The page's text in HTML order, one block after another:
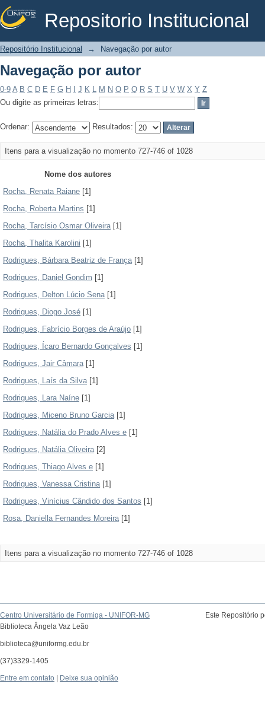
Repositorio Institucional
Navegação por autor
Repositório Institucional → Navegação por autor
Navegação por autor
0-9 A B C D E F G H J K L M N O P Q R S T U V W X Y Z
Ou digite as primeiras letras:
Ordenar: Resultados:
Itens para a visualização no momento 727-746 of 1028
Nome dos autores
Rocha, Renata Raiane [1]
Rocha, Roberta Martins [1]
Rocha, Tarcísio Osmar Oliveira[1]
Rocha, Thalita Karolini [1]
Rodrigues, Bárbara Beatriz de França[1]
Rodrigues, Daniel Gondim [1]
Rodrigues, Delton Lúcio Sena[1]
Rodrigues, Diogo José [1]
Rodrigues, Fabrício Borges de Araújo [1]
Rodrigues, Ícaro Bernardo Gonçalves [1]
Rodrigues, Jair Câmara[1]
Rodrigues, Laís da Silva[1]
Rodrigues, Lara Naíne [1]
Rodrigues, Miceno Bruno Garcia[1]
Rodrigues, Natália do Prado Alves e [1]
Rodrigues, Natália Oliveira[2]
Rodrigues, Thiago Alves e [1]
Rodrigues, Vanessa Cristina[1]
Rodrigues, Vinícius Cândido dos Santos [1]
Rosa, Daniella Fernandes Moreira[1]
Itens para a visualização no momento 727-746 of 1028
Centro Universitário de Formiga - UNIFOR-MG
Biblioteca Ângela Vaz Leão
biblioteca@uniformg.edu.br
(37)3329-1405
Este Repositório
Entre em contato Deixe sua opinião